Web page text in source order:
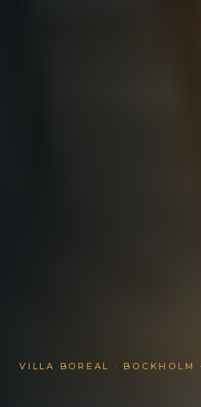
VILLA BOREAL · BOCKHOLM